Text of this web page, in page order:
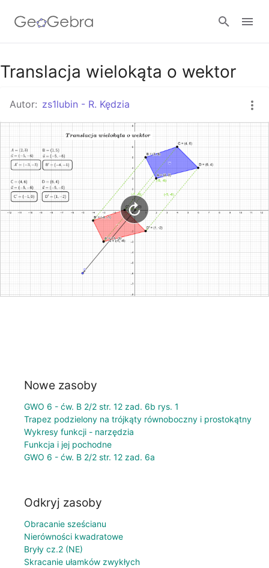
Google Classroom
GeoGebra Classroom
Zaloguj się
Translacja wielokąta o wektor
Autor: zs1lubin - R. Kędzia
Nowe zasoby
GWO 6 - ćw. B 2/2 str. 12 zad. 6b rys. 1
Trapez podzielony na trójkąty równoboczny i prostokątny
Wykresy funkcji - narzędzia
Funkcja i jej pochodne
GWO 6 - ćw. B 2/2 str. 12 zad. 6a
Odkryj zasoby
Obracanie sześcianu
Nierówności kwadratowe
Bryły cz.2 (NE)
Skracanie ułamków zwykłych